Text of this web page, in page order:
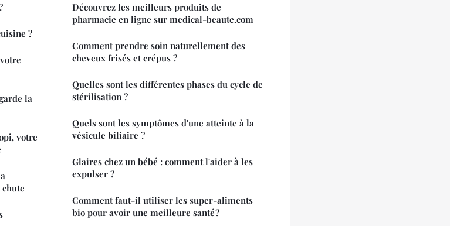
?
la
votre
Découvrez les meilleurs produits de
pharmacie en ligne sur medical-beaute.com
Comment prendre soin naturellement des
cheveux frisés et crépus ?
Quelles sont les différentes phases du cycle de
stérilisation ?
Quels sont les symptômes d'une atteinte à la
vésicule biliaire ?
Glaires chez un bébé : comment l'aider à les
expulser ?
Comment faut-il utiliser les super-aliments
bio pour avoir une meilleure santé ?